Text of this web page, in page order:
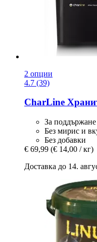
2 опции
4.7 (39)
CharLine
За поддържане
Без мирис и
Без добавки
€ 69,99 (€ 14,00 / кг)
Доставка до 14.